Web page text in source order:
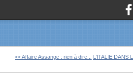
<< Affaire Assange : rien à dire... L’ITALIE DANS